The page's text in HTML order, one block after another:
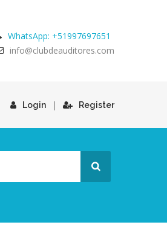
WhatsApp: +51997697651
info@clubdeauditores.com
Login | Register